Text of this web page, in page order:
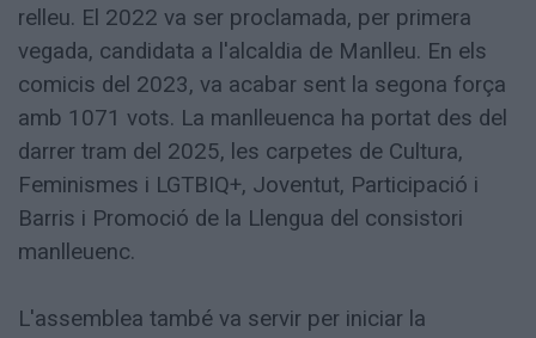
relleu. El 2022 va ser proclamada, per primera
vegada, candidata a l'alcaldia de Manlleu. En els
comicis del 2023, va acabar sent la segona força
amb 1071 vots. La manlleuenca ha portat des del
darrer tram del 2025, les carpetes de Cultura,
Feminismes i LGTBIQ+, Joventut, Participació i
Barris i Promoció de la Llengua del consistori
manlleuenc.
L'assemblea també va servir per iniciar la